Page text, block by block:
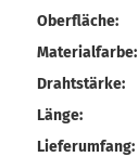
Oberfläche:
Materialfarbe:
Drahtstärke:
Länge:
Lieferumfang: